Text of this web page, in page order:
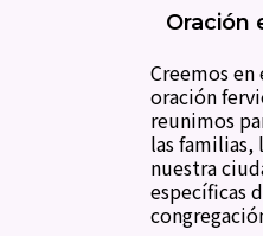
Oración
Creemos
oración
reunimos
las familias,
nuestra
específicas